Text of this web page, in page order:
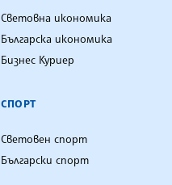
Световна икономика
Българска икономика
Бизнес Куриер
СПОРТ
Световен спорт
Български спорт